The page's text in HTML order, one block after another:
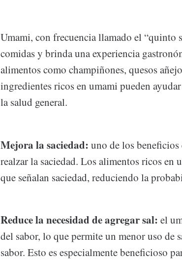
Umami, con frecuencia llamado el “quinto
comidas y brinda una experiencia
alimentos como champiñones, quesos
ingredientes ricos en umami pueden
la salud general.
Mejora la saciedad: uno de los beneficios
realzar la saciedad. Los alimentos ricos en
que señalan saciedad, reduciendo la
Reduce la necesidad de agregar sal: el
del sabor, lo que permite un menor uso de
sabor. Esto es especialmente beneficioso